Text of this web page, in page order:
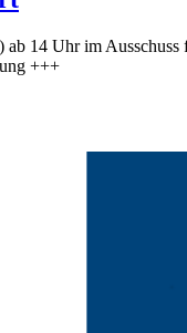
14 Uhr im Ausschuss
+++